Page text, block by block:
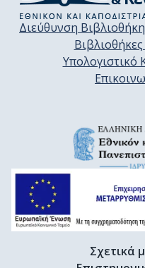
Διεύθυνση
Υπολογιστικό
Σχετικά